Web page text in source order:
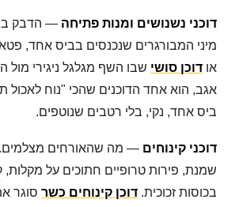
דוכני נשנושים ומנות פתיחה — הדבק
מיני המבורגרים שנכנסים בביס אחד,
או דוכן סושי שבו השף מגלגל ניגירי מול
אגב, הוא אחד הדוכנים שהכי "נוח לאכול
ביס אחד, נקי, בלי רטבים שנוטפים.
דוכני קינוחים — מה שהאורחים מצלמים.
שמנת, פירות טרופיים חתוכים על מקלות,
בכוסות זכוכית. דוכן קינוחים כשרסוגר